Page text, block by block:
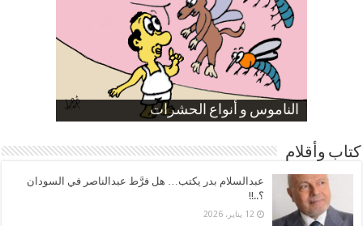
الناموس و أنواع الحشرات
الموظفين بعد ارتفاع الأسعار
ارتفاع نسبة الطلاق في مصر
صورة كاركاتيرية
صورة كاركاتيرية
كتاب وأقلام
عبدالسلام بدر يكتب… هل فرَّط عبدالناصر في السودان
؟..!!
12 يناير، 2026